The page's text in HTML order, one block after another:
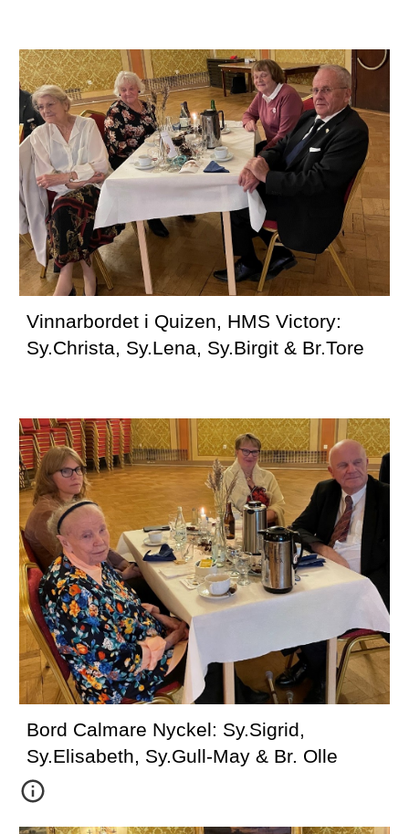
Vinnarbordet i Quizen, HMS Victory:
Sy.Christa, Sy.Lena, Sy.Birgit & Br.Tore
Bord Calmare Nyckel: Sy.Sigrid,
Sy.Elisabeth, Sy.Gull-May & Br. Olle